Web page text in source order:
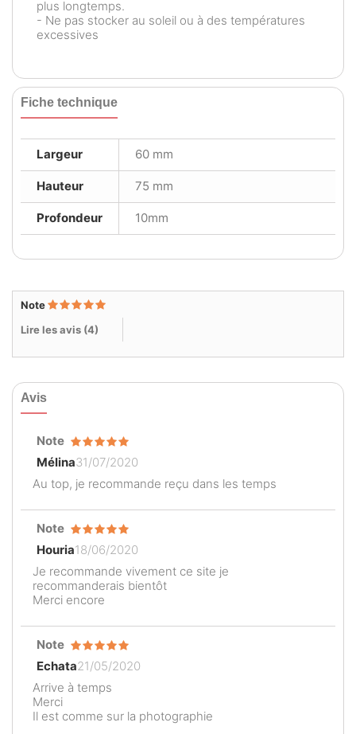
plus longtemps.
- Ne pas stocker au soleil ou à des températures
excessives
Fiche technique
Largeur 60 mm
Hauteur 75 mm
Profondeur 10mm
Note
Lire les avis (4)
Avis
Note
Mélina31/07/2020
Au top, je recommande reçu dans les temps
Note
Houria18/06/2020
Je recommande vivement ce site je
recommanderais bientôt
Merci encore
Note
Echata21/05/2020
Arrive à temps
Merci
Il est comme sur la photographie